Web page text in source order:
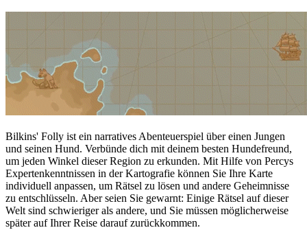
Bilkins' Folly ist ein narratives Abenteuerspiel über einen Jungen
und seinen Hund. Verbünde dich mit deinem besten Hundefreund,
um jeden Winkel dieser Region zu erkunden. Mit Hilfe von Percys
Expertenkenntnissen in der Kartografie können Sie Ihre Karte
individuell anpassen, um Rätsel zu lösen und andere Geheimnisse
zu entschlüsseln. Aber seien Sie gewarnt: Einige Rätsel auf dieser
Welt sind schwieriger als andere, und Sie müssen möglicherweise
später auf Ihrer Reise darauf zurückkommen.